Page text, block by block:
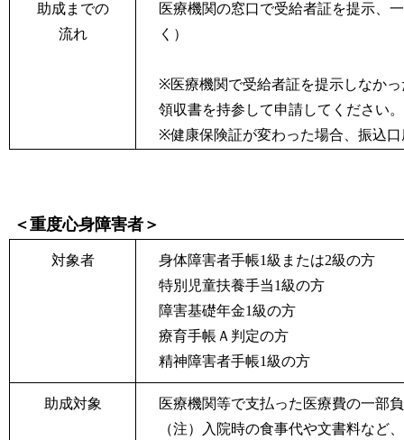
助成までの
流れ
医療機関の窓口で受給者証を提示、
く）
※医療機関で受給者証を提示しなか
領収書を持参して申請してください
※健康保険証が変わった場合、振込
＜重度心身障害者＞
対象者 身体障害者手帳1級または2級の方
特別児童扶養手当1級の方
障害基礎年金1級の方
療育手帳Ａ判定の方
精神障害者手帳1級の方
助成対象
医療機関等で支払った医療費の一部
（注）入院時の食事代や文書料など